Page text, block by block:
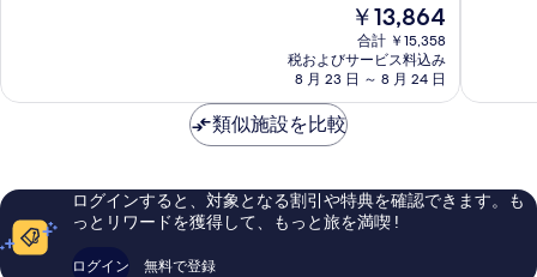
示ル
ル
ン
ト
も
し
口
コ
現
在
の
料
金
￥13,864
合計 ￥15,358
税およびサービス料込み
8 月 23 日 ～ 8 月 24 日
ー
ラ
ル
も
し
い、
類似施設を比較
ログインすると、対象となる割引や特典を確認できます。も
っとリワードを獲得して、もっと旅を満喫 !
ログイン 無料で登録